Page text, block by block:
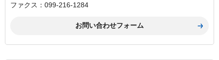
ファクス：099-216-1284